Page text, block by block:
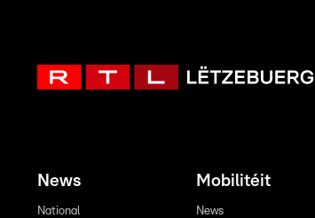
News
National
Mobilitéit
News